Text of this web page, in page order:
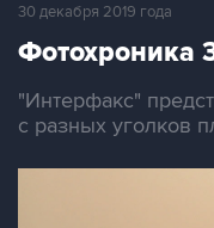
30 декабря 2019 года
Фотохроника
"Интерфакс"
с разных уголков